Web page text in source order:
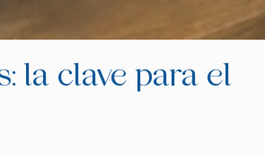
la clave para el